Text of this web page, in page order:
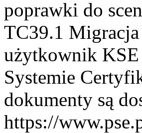
poprawki do
TC39.1
użytkownik KSE
Systemie
dokumenty są
https://